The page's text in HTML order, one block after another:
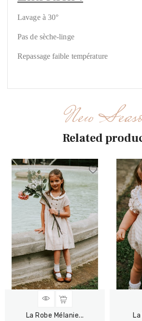
Lavage à 30°
Pas de sèche-linge
Repassage faible température
New
Related
La Robe Mélanie...